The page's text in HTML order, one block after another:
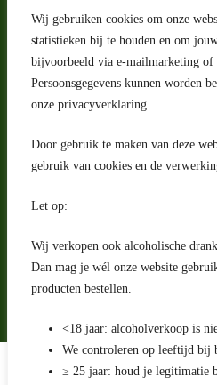
Wij gebruiken cookies om onze
statistieken bij te houden en om
bijvoorbeeld via e-mailmarketing of
Persoonsgegevens kunnen worden
onze privacyverklaring.
Door gebruik te maken van deze
gebruik van cookies en de
Let op:
Wij verkopen ook alcoholische
Dan mag je wél onze website
producten bestellen.
<18 jaar: alcoholverkoop is
We controleren op leeftijd bij
≥ 25 jaar: houd je legitimatie
Adres
Riga 4 E
2993 LW Barendrecht
Nederland
Contact
klantenservice@portugeseproducten.nl
Facebook
Herroepingsrecht
Bij bezorging van
Algemene